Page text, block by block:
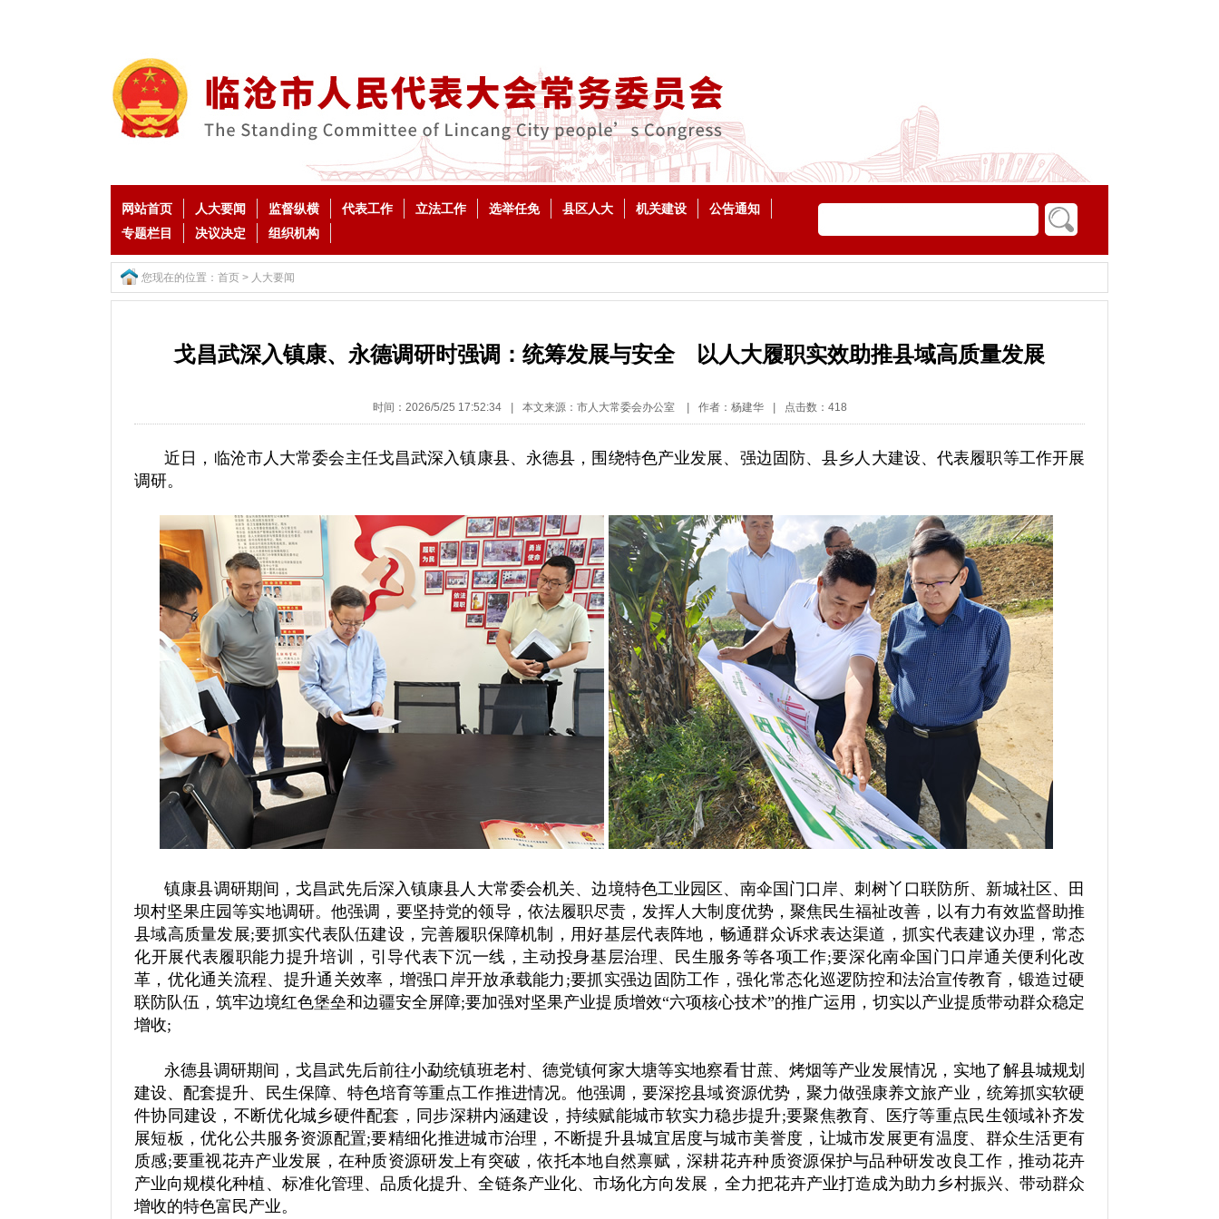
网站首页 人大要闻 监督纵横 代表工作 立法工作 选举任免 县区人大 机关建设
公告通知
专题栏目
决议决定 组织机构
您现在的位置： 首页 > 人大要闻
戈昌武深入镇康、永德调研时强调：统筹发展与安全 以人大履职实效助推县域高质量发展
时间：2026/5/25 17:52:34 本文来源：市人大常委会办公室 作者：杨建华 点击数： 418
近日，临沧市人大常委会主任戈昌武深入镇康县、永德县，围绕特色产业发展、强边固防、县乡人大建设、代表履职等工作开展
调研。
镇康县调研期间，戈昌武先后深入镇康县人大常委会机关、边境特色工业园区、南伞国门口岸、刺树丫口联防所、新城社区、田
坝村坚果庄园等实地调研。他强调，要坚持党的领导，依法履职尽责，发挥人大制度优势，聚焦民生福祉改善，以有力有效监督助推
县域高质量发展;要抓实代表队伍建设，完善履职保障机制，用好基层代表阵地，畅通群众诉求表达渠道，抓实代表建议办理，常态
化开展代表履职能力提升培训，引导代表下沉一线，主动投身基层治理、民生服务等各项工作;要深化南伞国门口岸通关便利化改
革，优化通关流程、提升通关效率，增强口岸开放承载能力;要抓实强边固防工作，强化常态化巡逻防控和法治宣传教育，锻造过硬
联防队伍，筑牢边境红色堡垒和边疆安全屏障;要加强对坚果产业提质增效“六项核心技术”的推广运用，切实以产业提质带动群众稳定
增收;
永德县调研期间，戈昌武先后前往小勐统镇班老村、德党镇何家大塘等实地察看甘蔗、烤烟等产业发展情况，实地了解县城规划
建设、配套提升、民生保障、特色培育等重点工作推进情况。他强调，要深挖县域资源优势，聚力做强康养文旅产业，统筹抓实软硬
件协同建设，不断优化城乡硬件配套，同步深耕内涵建设，持续赋能城市软实力稳步提升;要聚焦教育、医疗等重点民生领域补齐发
展短板，优化公共服务资源配置;要精细化推进城市治理，不断提升县城宜居度与城市美誉度，让城市发展更有温度、群众生活更有
质感;要重视花卉产业发展，在种质资源研发上有突破，依托本地自然禀赋，深耕花卉种质资源保护与品种研发改良工作，推动花卉
产业向规模化种植、标准化管理、品质化提升、全链条产业化、市场化方向发展，全力把花卉产业打造成为助力乡村振兴、带动群众
增收的特色富民产业。